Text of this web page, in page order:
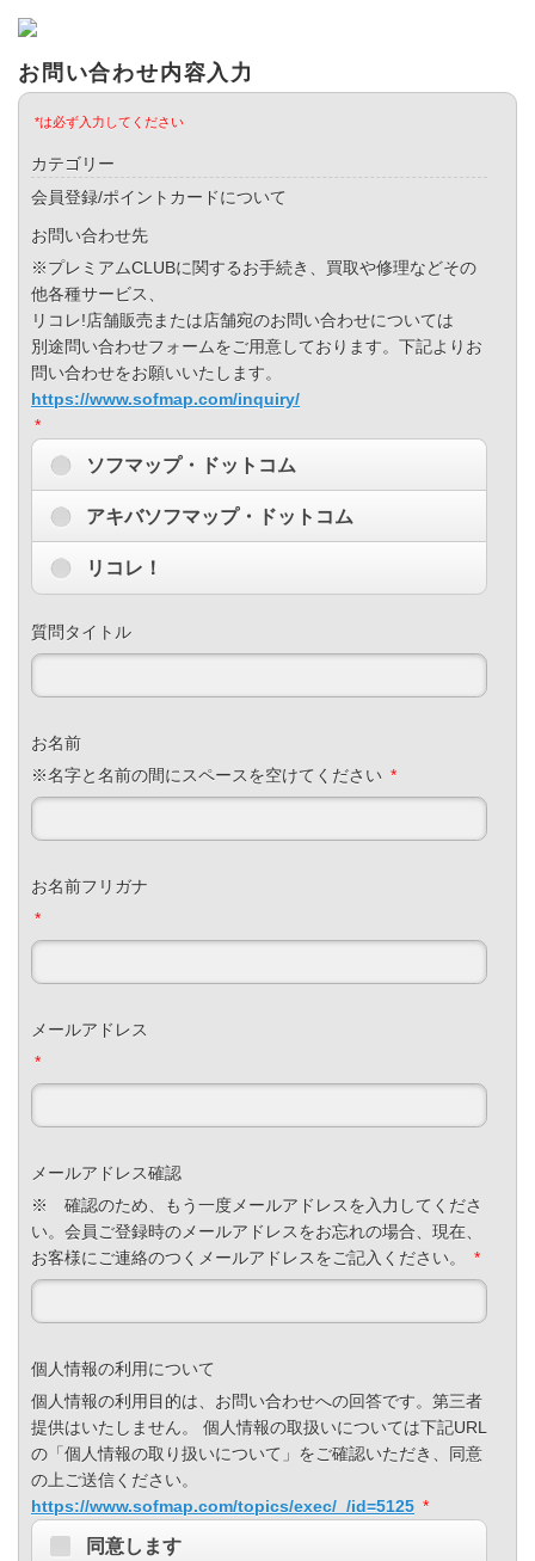
お問い合わせ内容入力
*は必ず入力してください
カテゴリー
会員登録/ポイントカードについて
お問い合わせ先
※プレミアムCLUBに関するお手続き、買取や修理などその
他各種サービス、
リコレ!店舗販売または店舗宛のお問い合わせについては
別途問い合わせフォームをご用意しております。下記よりお
問い合わせをお願いいたします。
https://www.sofmap.com/inquiry/
*
ソフマップ・ドットコム
アキバソフマップ・ドットコム
リコレ！
質問タイトル
お名前
※名字と名前の間にスペースを空けてください *
お名前フリガナ
*
メールアドレス
*
メールアドレス確認
※ 確認のため、もう一度メールアドレスを入力してくださ
い。会員ご登録時のメールアドレスをお忘れの場合、現在、
お客様にご連絡のつくメールアドレスをご記入ください。
*
個人情報の利用について
個人情報の利用目的は、お問い合わせへの回答です。第三者
提供はいたしません。 個人情報の取扱いについては下記URL
の「個人情報の取り扱いについて」をご確認いただき、同意
の上ご送信ください。
https://www.sofmap.com/topics/exec/_/id=5125 *
同意します